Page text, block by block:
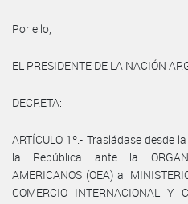
Por ello,
EL PRESIDENTE DE LA NACIÓN
DECRETA:
ARTÍCULO 1º.- Trasládase desde
la República ante la
AMERICANOS (OEA) al
COMERCIO INTERNACIONAL